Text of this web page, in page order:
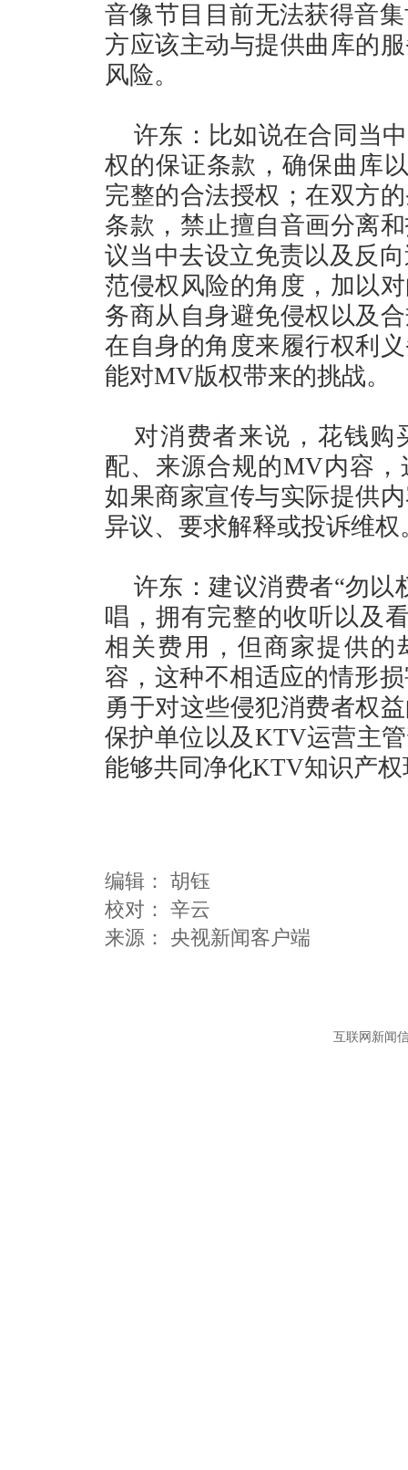
音像节目目前无法获得音
方应该主动与提供曲库的
风险。
许东：比如说在合同当
权的保证条款，确保曲库
完整的合法授权；在双方
条款，禁止擅自音画分离
议当中去设立免责以及反
范侵权风险的角度，加以
务商从自身避免侵权以及
在自身的角度来履行权利
能对MV版权带来的挑战。
对消费者来说，花钱购
配、来源合规的MV内容
如果商家宣传与实际提供
异议、要求解释或投诉维权
许东：建议消费者“勿以
唱，拥有完整的收听以及
相关费用，但商家提供
容，这种不相适应的情形
勇于对这些侵犯消费者权
保护单位以及KTV运营主
能够共同净化KTV知识产
编辑： 胡钰
校对： 辛云
互联网新闻